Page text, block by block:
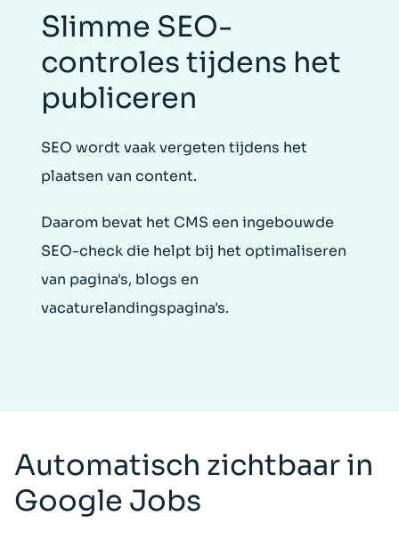
Slimme SEO-
controles tijdens het
publiceren
SEO wordt vaak vergeten tijdens het
plaatsen van content.
Daarom bevat het CMS een ingebouwde
SEO-check die helpt bij het optimaliseren
van pagina's, blogs en
vacaturelandingspagina's.
Automatisch zichtbaar in
Google Jobs